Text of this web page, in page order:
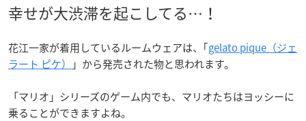
幸せが大渋滞を起こしてる…！
花江一家が着用しているルームウェアは、｢gelato pique（ジェ
ラート ピケ）
」から発売された物と思われます。
「マリオ」シリーズのゲーム内でも、マリオたちはヨッシーに
乗ることができますよね。